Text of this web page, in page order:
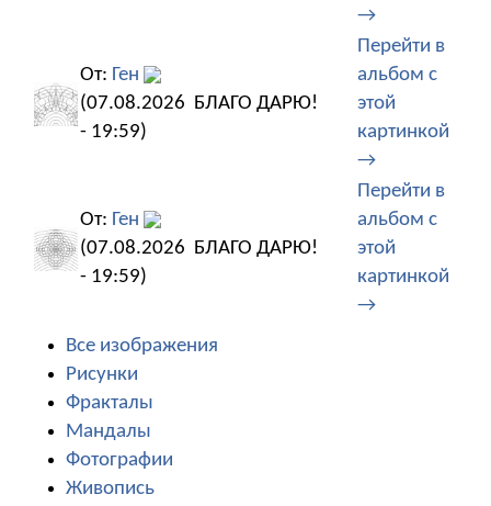
→
От: Ген
(07.08.2026
- 19:59)
БЛАГО ДАРЮ!
Перейти в
альбом с
этой
картинкой
→
От: Ген
(07.08.2026
- 19:59)
БЛАГО ДАРЮ!
Перейти в
альбом с
этой
картинкой
→
Все изображения
Рисунки
Фракталы
Мандалы
Фотографии
Живопись